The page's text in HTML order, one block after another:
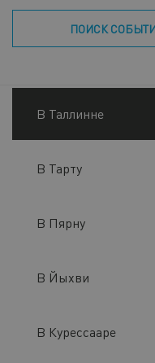
ПОИСК
В Таллинне
В Тарту
В Пярну
В Йыхви
В Курессааре